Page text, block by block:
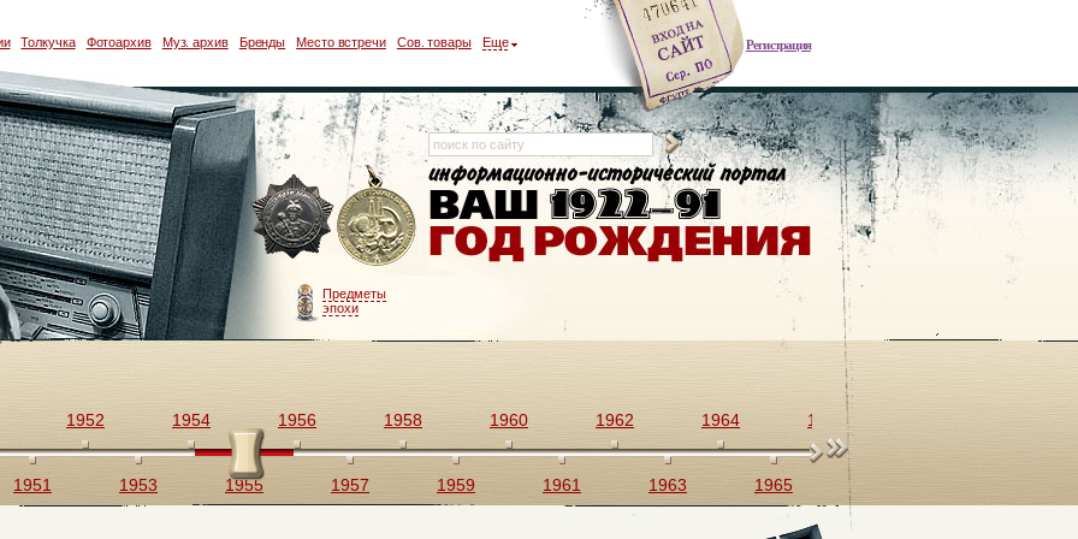
Регистрация
Толкучка Фотоархив Муз. архив Бренды Место встречи Сов. товары Еще
Предметы
эпохи
1951
1952
1953
1954
1955
1956
1957
1958
1959
1960
1961
1962
1963
1964
1965
1966